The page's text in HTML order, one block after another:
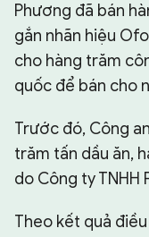
Phương đã bán
gắn nhãn hiệu
cho hàng trăm
quốc để bán cho
Trước đó, Công
trăm tấn dầu ăn,
do Công ty TNHH
Theo kết quả